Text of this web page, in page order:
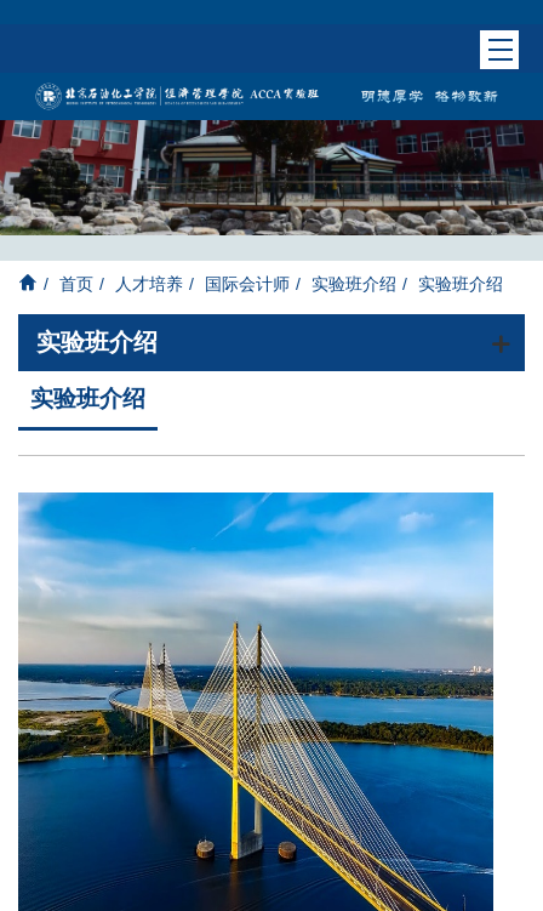
/ 首页 / 人才培养 / 国际会计师 / 实验班介绍 / 实验班介绍
实验班介绍
实验班介绍